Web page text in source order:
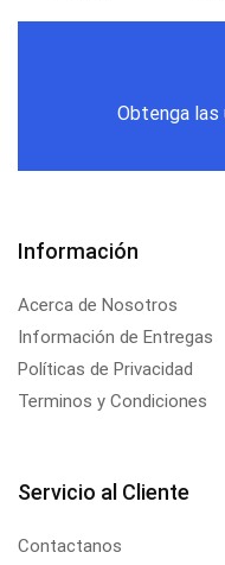
Obtenga
Información
Acerca de Nosotros
Información de Entregas
Políticas de Privacidad
Terminos y Condiciones
Servicio al Cliente
Contactanos